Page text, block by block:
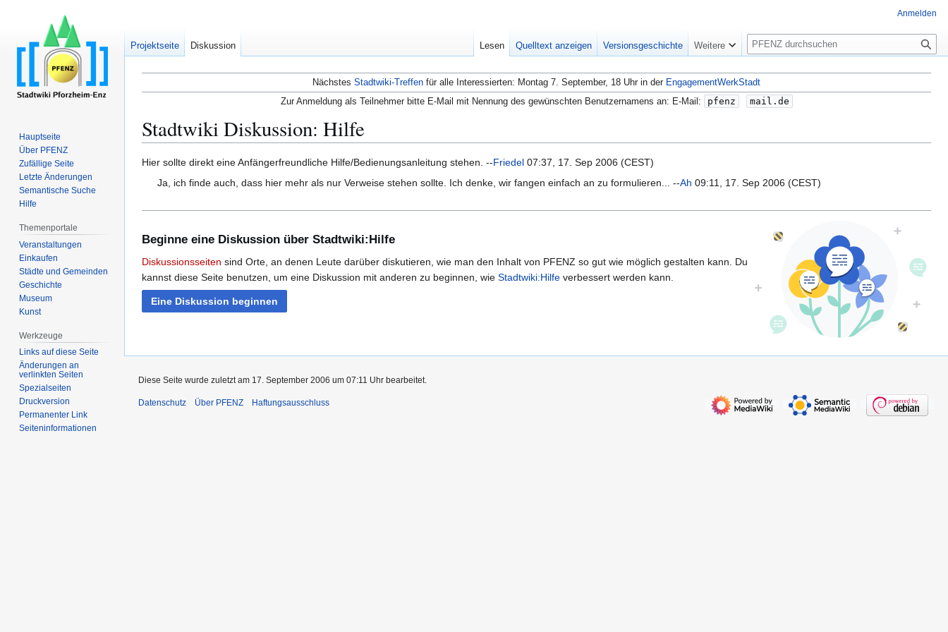
Nächstes Stadtwiki-Treffen für alle Interessierten: Montag 7. September, 18 Uhr in der EngagementWerkStadt
Zur Anmeldung als Teilnehmer bitte E-Mail mit Nennung des gewünschten Benutzernamens an: E-Mail:
pfenz mail.de
Stadtwiki Diskussion: Hilfe
Zur
Navigation
Zur
Suche
Hier sollte direkt eine Anfängerfreundliche Hilfe/Bedienungsanleitung stehen. --Friedel 07:37, 17. Sep 2006 (CEST)
Ja, ich finde auch, dass hier mehr als nur Verweise stehen sollte. Ich denke, wir fangen einfach an zu formulieren... --Ah 09:11, 17. Sep 2006 (CEST)
Beginne eine Diskussion über Stadtwiki:Hilfe
Diskussionsseiten sind Orte, an denen Leute darüber diskutieren, wie man den Inhalt von PFENZ so gut wie möglich gestalten kann. Du
kannst diese Seite benutzen, um eine Diskussion mit anderen zu beginnen, wie Stadtwiki:Hilfe verbessert werden kann.
Eine Diskussion beginnen
Anmelden
Projektseite Diskussion Lesen Quelltext anzeigen Versionsgeschichte Weitere
S
u
c
h
e
Hauptseite
Über PFENZ
Zufällige Seite
Letzte Änderungen
Semantische Suche
Hilfe
Themenportale
Veranstaltungen
Einkaufen
Städte und Gemeinden
Geschichte
Museum
Kunst
Werkzeuge
Links auf diese Seite
Änderungen an
verlinkten Seiten
Spezialseiten
Druckversion
Permanenter Link
Seiten­­informationen
Diese Seite wurde zuletzt am 17. September 2006 um 07:11 Uhr bearbeitet.
Datenschutz Über PFENZ Haftungsausschluss